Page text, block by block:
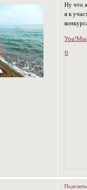
Ну что
я к
Ура!Мы
0